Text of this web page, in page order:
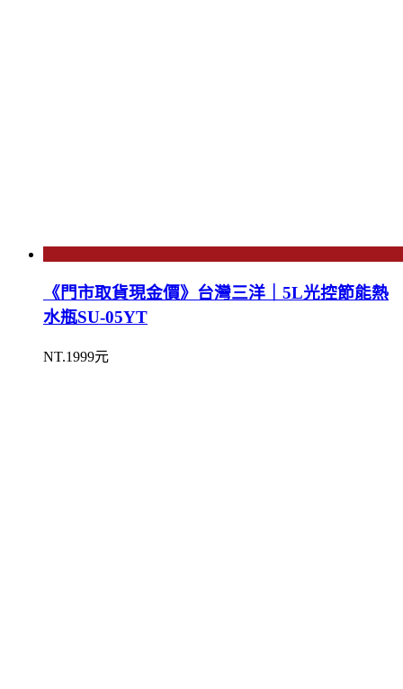
《門市取貨現金價》台灣三洋｜5L光控節能熱
水瓶SU-05YT
NT.1999元